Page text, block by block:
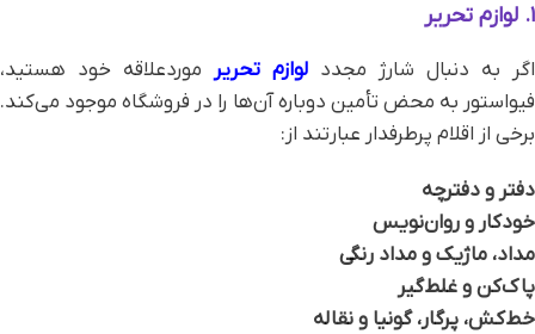
۱. لوازم تحریر
اگر به دنبال شارژ مجدد لوازم تحریر
موردعلاقه خود هستید،
فیواستور به محض تأمین دوباره آن‌ها را در فروشگاه موجود می‌کند.
برخی از اقلام پرطرفدار عبارتند از:
دفتر و دفترچه
خودکار و روان‌نویس
مداد، ماژیک و مداد رنگی
پاک‌کن و غلط‌گیر
خط‌کش، پرگار، گونیا و نقاله